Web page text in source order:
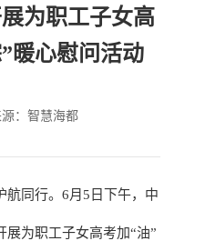
为职工子女高
暖心慰问活动
源：智慧海都
航同行。6月5日下午，中
展为职工子女高考加“油”